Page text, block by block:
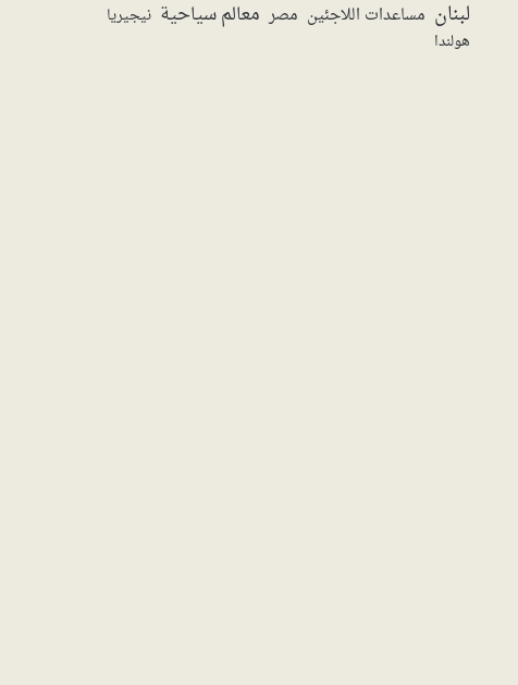
لبنان مساعدات اللاجئين مصر معالم سياحية نيجيريا
هولندا